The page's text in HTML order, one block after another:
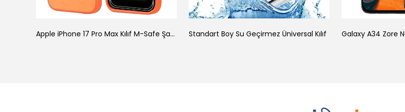
Apple iPhone 17 Pro Max Kılıf M-Safe Şarj Özellikli Standlı Zore Proton Silikon Kapak Standart Boy Su Geçirmez Üniversal Kılıf